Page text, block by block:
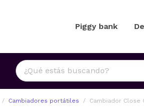
Piggy bank
Cambiadores portátiles Cambiador Close